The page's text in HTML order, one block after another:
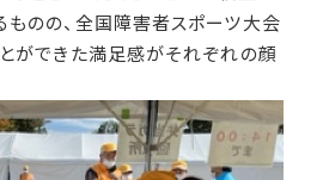
ものの、全国障害者スポーツ大会
ができた満足感がそれぞれの顔